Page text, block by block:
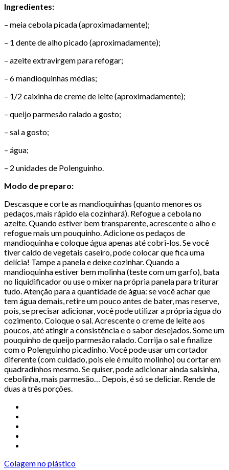
Ingredientes:
– meia cebola picada (aproximadamente);
– 1 dente de alho picado (aproximadamente);
– azeite extravirgem para refogar;
– 6 mandioquinhas médias;
– 1/2 caixinha de creme de leite (aproximadamente);
– queijo parmesão ralado a gosto;
– sal a gosto;
– água;
– 2 unidades de Polenguinho.
Modo de preparo:
Descasque e corte as mandioquinhas (quanto menores os
pedaços, mais rápido ela cozinhará). Refogue a cebola no
azeite. Quando estiver bem transparente, acrescente o alho e
refogue mais um pouquinho. Adicione os pedaços de
mandioquinha e coloque água apenas até cobri-los. Se você
tiver caldo de vegetais caseiro, pode colocar que fica uma
delícia! Tampe a panela e deixe cozinhar. Quando a
mandioquinha estiver bem molinha (teste com um garfo), bata
no liquidificador ou use o mixer na própria panela para triturar
tudo. Atenção para a quantidade de água: se você achar que
tem água demais, retire um pouco antes de bater, mas reserve,
pois, se precisar adicionar, você pode utilizar a própria água do
cozimento. Coloque o sal. Acrescente o creme de leite aos
poucos, até atingir a consistência e o sabor desejados. Some um
pouquinho de queijo parmesão ralado. Corrija o sal e finalize
com o Polenguinho picadinho. Você pode usar um cortador
diferente (com cuidado, pois ele é muito molinho) ou cortar em
quadradinhos mesmo. Se quiser, pode adicionar ainda salsinha,
cebolinha, mais parmesão… Depois, é só se deliciar. Rende de
duas a três porções.
Colagem no plástico